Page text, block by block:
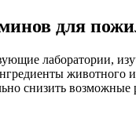
для
лаборатории,
животного
снизить